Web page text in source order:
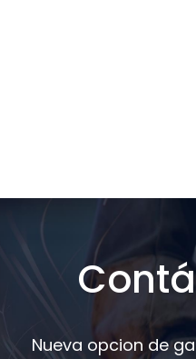
Nueva opcion de